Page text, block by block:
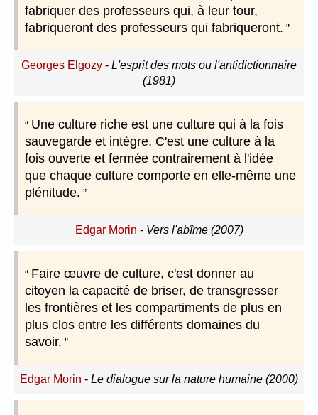
fabriquer des professeurs qui, à leur tour,
fabriqueront des professeurs qui fabriqueront.
Georges Elgozy - L'esprit des mots ou l'antidictionnaire
(1981)
Une culture riche est une culture qui à la fois
sauvegarde et intègre. C'est une culture à la
fois ouverte et fermée contrairement à l'idée
que chaque culture comporte en elle-même une
plénitude.
Edgar Morin - Vers l'abîme (2007)
Faire œuvre de culture, c'est donner au
citoyen la capacité de briser, de transgresser
les frontières et les compartiments de plus en
plus clos entre les différents domaines du
savoir.
Edgar Morin - Le dialogue sur la nature humaine (2000)